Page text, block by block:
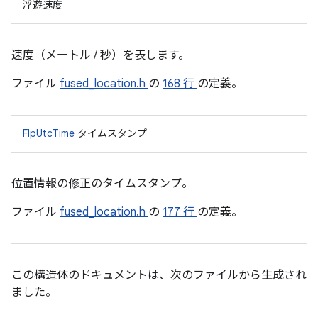
浮遊速度
速度（メートル / 秒）を表します。
ファイル fused_location.h の 168 行 の定義。
FlpUtcTime タイムスタンプ
位置情報の修正のタイムスタンプ。
ファイル fused_location.h の 177 行 の定義。
この構造体のドキュメントは、次のファイルから生成され
ました。